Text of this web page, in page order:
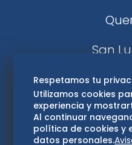
San
Respetamos tu
Utilizamos cookies
experiencia y
Al continuar
política de cookies y
datos personales.